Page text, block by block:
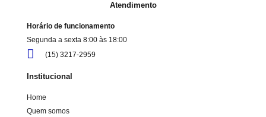
Atendimento
Horário de funcionamento
Segunda a sexta 8:00 às 18:00
(15) 3217-2959
Institucional
Home
Quem somos